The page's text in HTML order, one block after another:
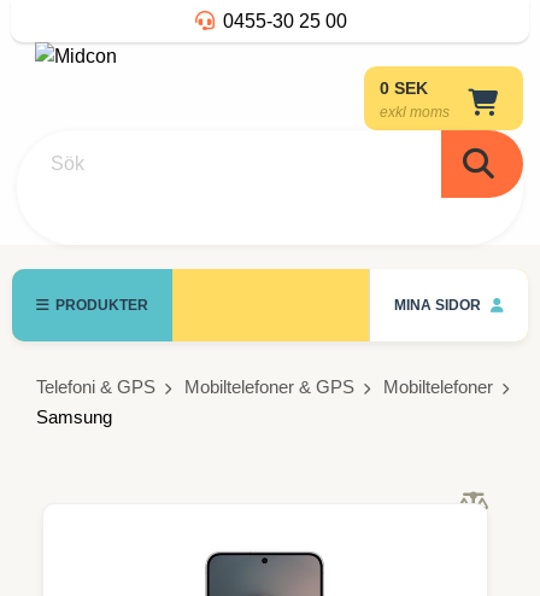
0455-30 25 00
0 SEK
exkl moms
Sök
PRODUKTER MINA SIDOR
Telefoni & GPS Mobiltelefoner & GPS
Mobiltelefoner
Samsung